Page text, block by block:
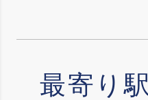
最寄り駅